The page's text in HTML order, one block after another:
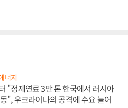
너지
"정제연료 3만 톤 한국에서 러시아
", 우크라이나의 공격에 수요 늘어